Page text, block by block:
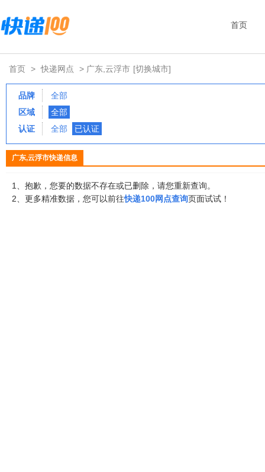
首页
首页 > 快递网点 > 广东,云浮市 [切换城市]
品牌
全部
区域
全部
认证
全部 已认证
广东,云浮市快递信息
1、抱歉，您要的数据不存在或已删除，请您重新查询。
2、更多精准数据，您可以前往快递100网点查询页面试试！